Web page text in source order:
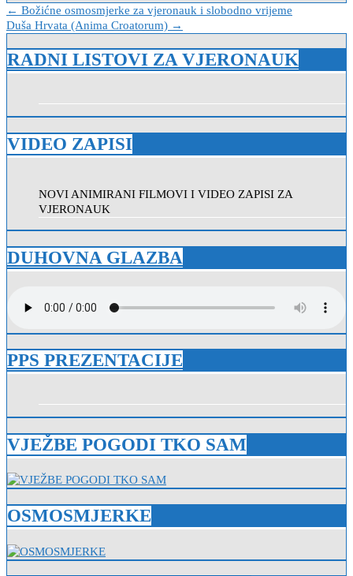
Navigacija
objava
← Božićne osmosmjerke za vjeronauk i slobodno vrijeme
Duša Hrvata (Anima Croatorum) →
RADNI LISTOVI ZA VJERONAUK
VIDEO ZAPISI
NOVI ANIMIRANI FILMOVI I VIDEO ZAPISI ZA
VJERONAUK
DUHOVNA GLAZBA
PPS PREZENTACIJE
VJEŽBE POGODI TKO SAM
OSMOSMJERKE